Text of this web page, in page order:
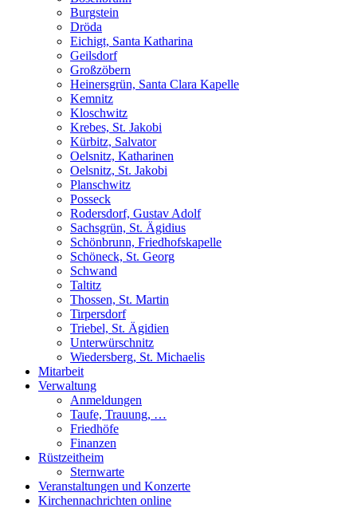
Burgstein
Dröda
Eichigt, Santa Katharina
Geilsdorf
Großzöbern
Heinersgrün, Santa Clara Kapelle
Kemnitz
Kloschwitz
Krebes, St. Jakobi
Kürbitz, Salvator
Oelsnitz, Katharinen
Oelsnitz, St. Jakobi
Planschwitz
Posseck
Rodersdorf, Gustav Adolf
Sachsgrün, St. Ägidius
Schönbrunn, Friedhofskapelle
Schöneck, St. Georg
Schwand
Taltitz
Thossen, St. Martin
Tirpersdorf
Triebel, St. Ägidien
Unterwürschnitz
Wiedersberg, St. Michaelis
Mitarbeit
Verwaltung
Anmeldungen
Taufe, Trauung, …
Friedhöfe
Finanzen
Rüstzeitheim
Sternwarte
Veranstaltungen und Konzerte
Kirchennachrichten online